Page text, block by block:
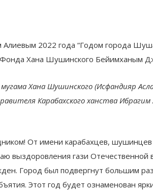
2022 года “Годом города
Фонда Хана Шушинского Бейимханым
Хана Шушинского (Исфандияр
Карабахского ханства
От имени карабахцев,
выздоровления гази
Город был подвергнут большим
Этот год будет ознаменован